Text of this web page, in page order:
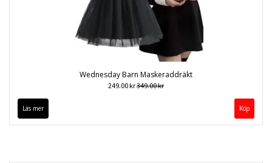
Wednesday Barn Maskeraddräkt
249.00 kr349.00 kr
Läs mer Köp